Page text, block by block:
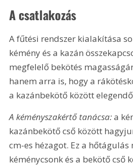
A csatlakozás
A fűtési rendszer kialakítása
kémény és a kazán
megfelelő bekötés
hanem arra is, hogy a
a kazánbekötő között
A kéményszakértő tanácsa: a
kazánbekötő cső között
cm-es hézagot. Ez a
kéménycsonk és a bekötő cső